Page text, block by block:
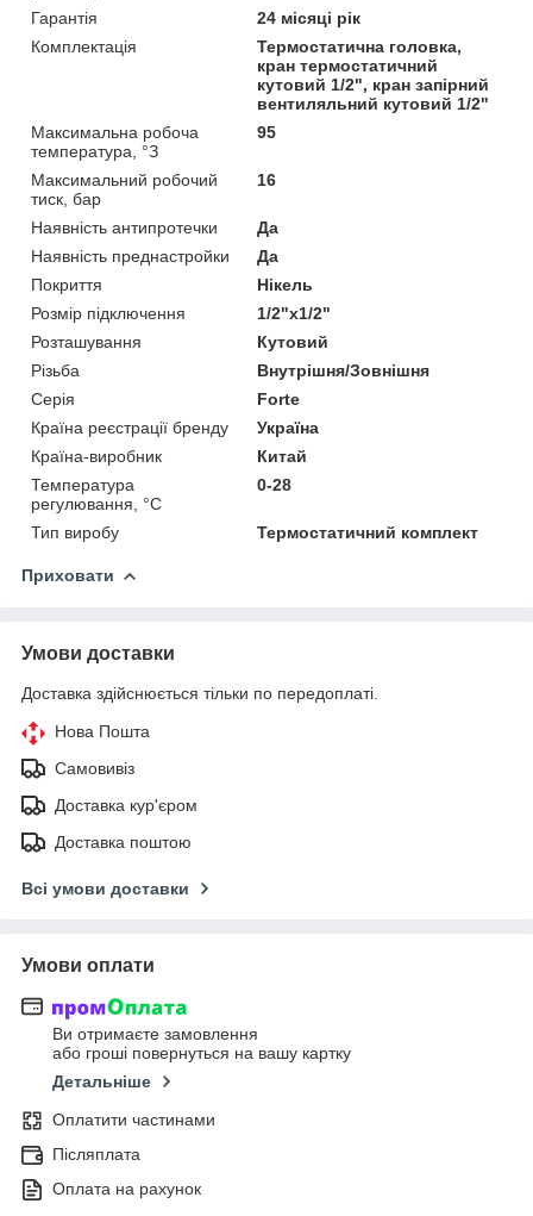
Гарантія
24 місяці рік
Комплектація
Термостатична головка,
кран термостатичний
кутовий 1/2", кран запірний
вентиляльний кутовий 1/2"
Максимальна робоча
температура, °З
95
Максимальний робочий
тиск, бар
16
Наявність антипротечки
Да
Наявність преднастройки
Да
Покриття
Нікель
Розмір підключення
1/2"x1/2"
Розташування
Кутовий
Різьба
Внутрішня/Зовнішня
Серія
Forte
Країна реєстрації бренду
Україна
Країна-виробник
Китай
Температура
регулювання, °C
0-28
Тип виробу Термостатичний комплект
Приховати
Умови доставки
Доставка здійснюється тільки по передоплаті.
Нова Пошта
Самовивіз
Доставка кур'єром
Доставка поштою
Всі умови доставки
Умови оплати
Ви отримаєте замовлення
або гроші повернуться на вашу картку
Детальніше
Оплатити частинами
Післяплата
Оплата на рахунок